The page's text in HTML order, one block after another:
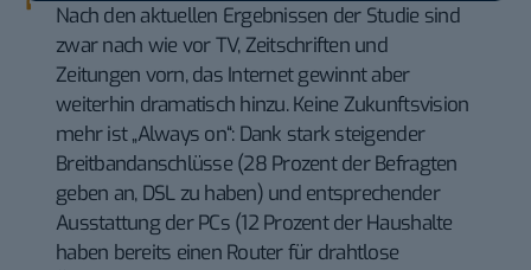
Nach den aktuellen Ergebnissen der Studie sind
zwar nach wie vor TV, Zeitschriften und
Zeitungen vorn, das Internet gewinnt aber
weiterhin dramatisch hinzu. Keine Zukunftsvision
mehr ist „Always on“: Dank stark steigender
Breitbandanschlüsse (28 Prozent der Befragten
geben an, DSL zu haben) und entsprechender
Ausstattung der PCs (12 Prozent der Haushalte
haben bereits einen Router für drahtlose